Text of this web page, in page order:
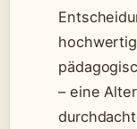
– eine